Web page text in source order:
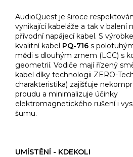
AudioQuest je široce
vynikající kabeláže a tak v balení
přívodní napájecí kabel. S
kvalitní kabel PQ-716 s
mědi s dlouhým zrnem (LGC) s
geometrií. Vodiče mají řízený
kabel díky technologii ZERO-
charakteristika) zajišťuje
proudu a minimalizuje účinky
elektromagnetického rušení i
šumu.
UMÍSTĚNÍ - KDEKOLI